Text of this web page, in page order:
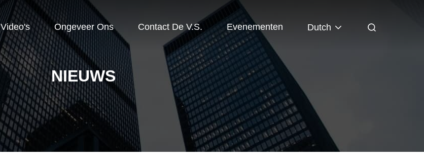
Video's Ongeveer Ons Contact De V.S. Evenementen Dutch
NIEUWS